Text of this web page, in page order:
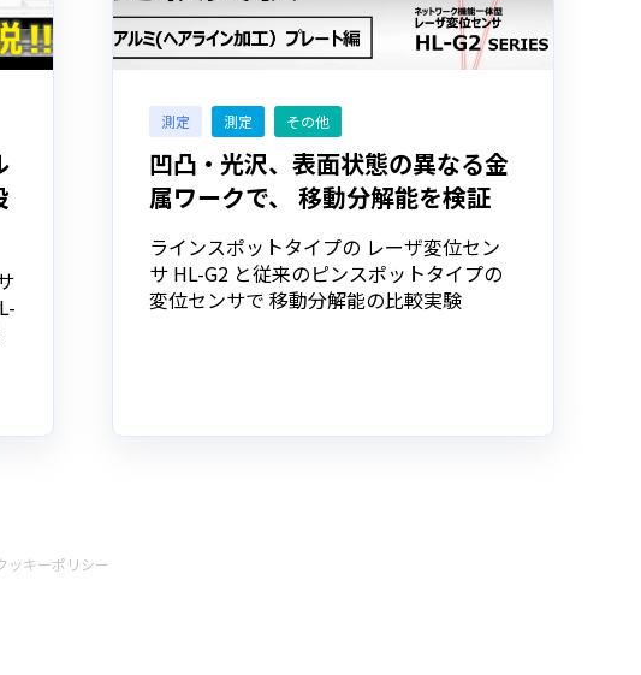
測定 測定 その他
凹凸・光沢、表面状態の異なる金
属ワークで、 移動分解能を検証
ラインスポットタイプの レーザ変位セン
サ HL-G2 と従来のピンスポットタイプの
変位センサで 移動分解能の⽐較実験
ッキーポリシー